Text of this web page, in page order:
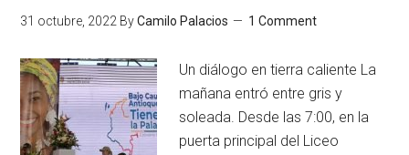
31 octubre, 2022 ByCamilo Palacios 1 Comment
Un diálogo en tierra caliente La
mañana entró entre gris y
soleada. Desde las 7:00, en la
puerta principal del Liceo